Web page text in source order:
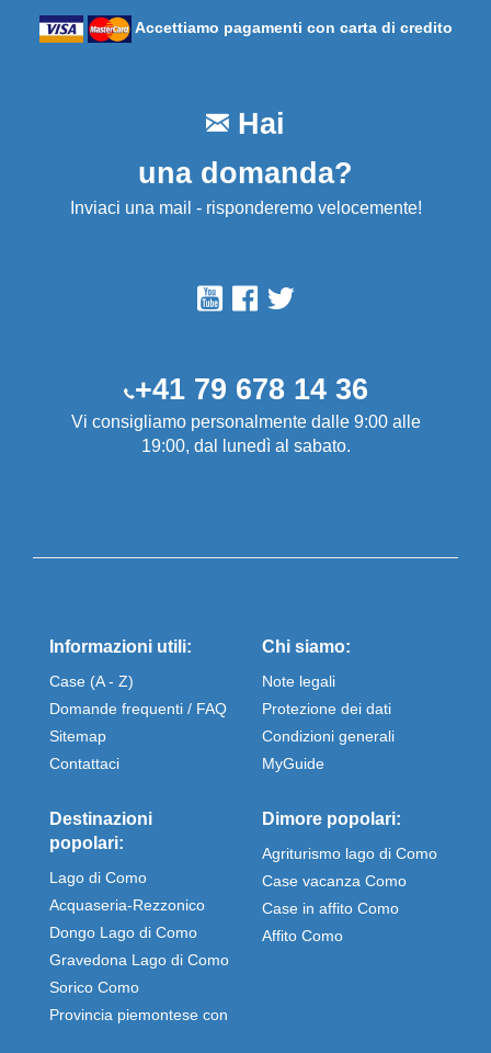
Accettiamo pagamenti con carta di credito
Hai
una domanda?
Inviaci una mail - risponderemo velocemente!
+41 79 678 14 36
Vi consigliamo personalmente dalle 9:00 alle
19:00, dal lunedì al sabato.
Informazioni utili:
Case (A - Z)
Domande frequenti / FAQ
Sitemap
Contattaci
Chi siamo:
Note legali
Protezione dei dati
Condizioni generali
MyGuide
Destinazioni
popolari:
Lago di Como
Acquaseria-Rezzonico
Dongo Lago di Como
Gravedona Lago di Como
Sorico Como
Provincia piemontese con
Dimore popolari:
Agriturismo lago di Como
Case vacanza Como
Case in affito Como
Affito Como